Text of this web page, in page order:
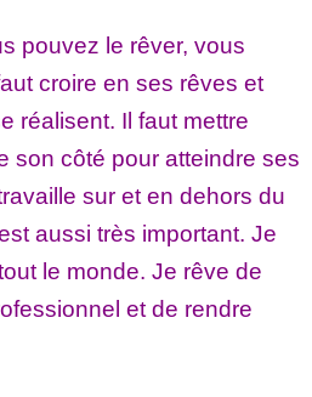
pouvez le rêver, vous
croire en ses rêves et
réalisent. Il faut mettre
son côté pour atteindre ses
sur et en dehors du
aussi très important. Je
le monde. Je rêve de
et de rendre